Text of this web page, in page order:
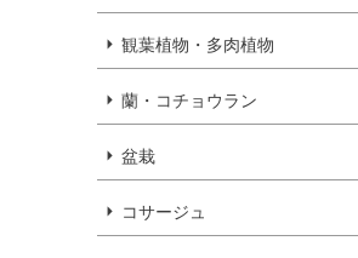
観葉植物・多肉植物
蘭・コチョウラン
盆栽
コサージュ